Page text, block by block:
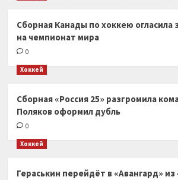
Сборная Канады по хоккею огласила
на чемпионат мира
0
Хоккей
Сборная «Россия 25» разгромила
Поляков оформил дубль
0
Хоккей
Гераськин перейдёт в «Авангард» из